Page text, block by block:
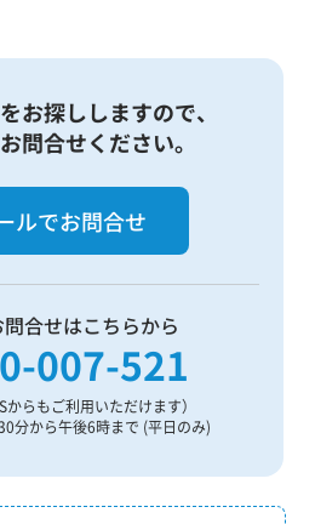
お探ししますので、
問合せください。
ルでお問合せ
合せはこちらから
007-521
からもご利用いただけます）
分から午後6時まで (平日のみ)